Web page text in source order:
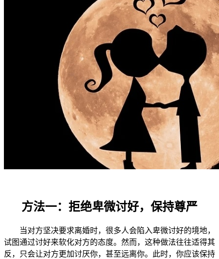
方法一：拒绝卑微讨好，保持尊严
当对方坚决要求离婚时，很多人会陷入卑微讨好的境地，
试图通过讨好来软化对方的态度。然而，这种做法往往适得其
反，只会让对方更加讨厌你，甚至远离你。此时，你应该保持